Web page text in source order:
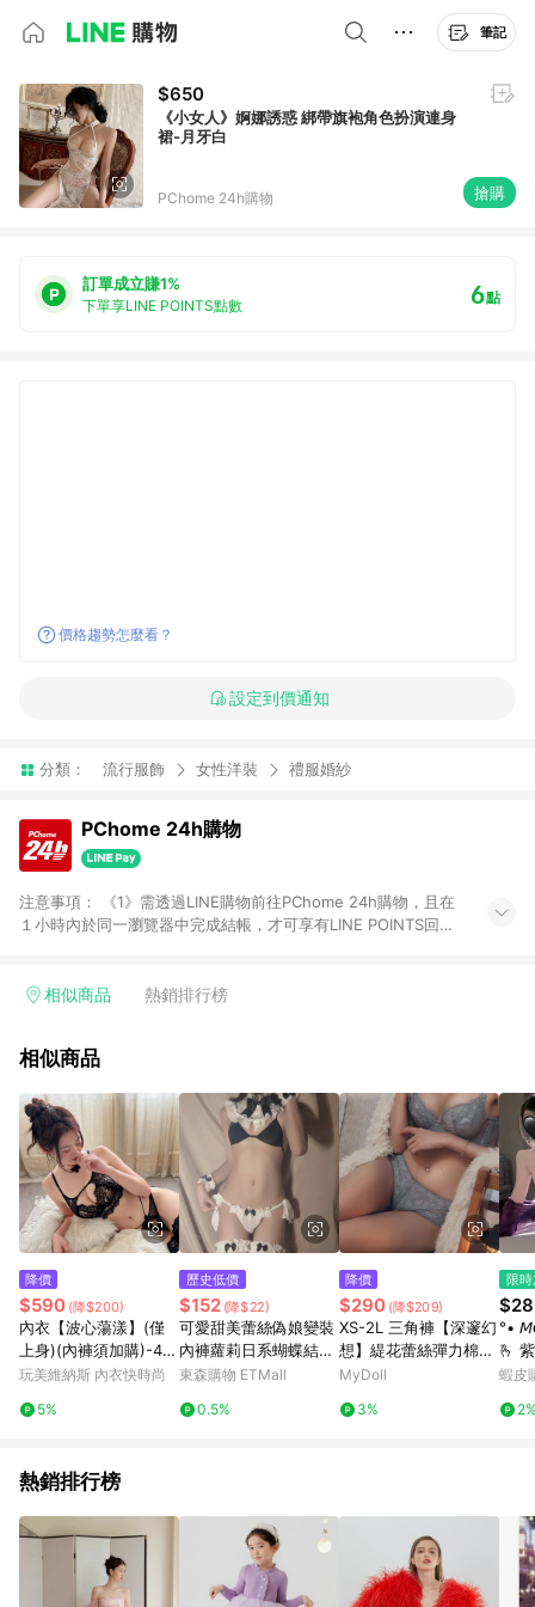
筆記
$650
《小女人》婀娜誘惑 綁帶旗袍角色扮演連身
裙-月牙白
PChome 24h購物 搶購
訂單成立賺1%
下單享LINE POINTS點數 6點
價格趨勢怎麼看？
設定到價通知
分類： 流行服飾 女性洋裝 禮服婚紗
PChome 24h購物
注意事項： 《1》需透過LINE購物前往PChome 24h購物，且在
１小時內於同一瀏覽器中完成結帳，才可享有LINE POINTS回饋
在點數回饋範圍內。 《3》如取消訂單、退貨、購物中登出
品、票券、訂閱方案、PChome儲值商品、企業專區/企業採購、
值點數、點數/禮物卡 [2025/2/16起適用] - 票券全品項
[2026/6/2起適用] 《5》回饋點數的計算將會排除【訂單活動折
扣 (含折價券折扣)】、【P幣扣抵】、【現金積點扣抵】及【訂單
運費】等金額。 《6》符合LINE POINTS回饋資格之訂單將於商
家訂單頁面標示「LINE回饋」，若無此標示則 不符合回饋LINE
POINTS點數資格亦不得使用點數紅包 。 《7》LINE購物設有
「單一商品最高回饋點數」機制 (特殊活動時開放「回饋無上
當下LINE購物所設定的回饋機制為準。 《8》LINE購物為購物資
訊整合性平台，商品資料更新會有時間差，如顯示之商品規格、
顏色、價位、贈品與PChome 24h購物銷售網頁不符，以銷售網
頁標示為準！
相似商品 熱銷排行榜
相似商品
降價
$590 (降$200)
內衣【波心蕩漾】(僅
上身)(內褲須加購)-4色
超集中爆乳性感誘惑法
星美背無鋼圈內衣 玩美
玩美維納斯 內衣快時尚
5%
歷史低價
$152 (降$22)
可愛甜美蕾絲偽娘變裝
內褲蘿莉日系蝴蝶結cd
女裝大佬軟妹三角褲男
東森購物 ETMall
0.5%
降價
$290 (降$209)
XS-2L 三角褲【深邃幻
想】緹花蕾絲彈力棉感
三角褲 (灰色) MyDoll
MyDoll
3%
限
°•
🫰
有女
絲
蝦皮
熱銷排行榜